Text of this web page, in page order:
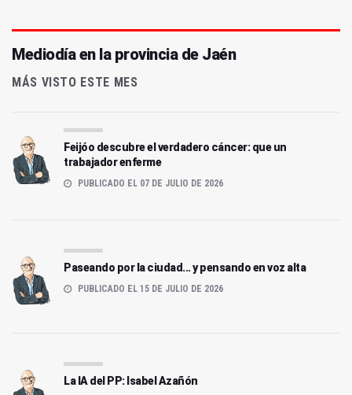
Mediodía en la provincia de Jaén
MÁS VISTO ESTE MES
Feijóo descubre el verdadero cáncer: que un
trabajador enferme
PUBLICADO EL 07 DE JULIO DE 2026
Paseando por la ciudad... y pensando en voz alta
PUBLICADO EL 15 DE JULIO DE 2026
La IA del PP: Isabel Azañón